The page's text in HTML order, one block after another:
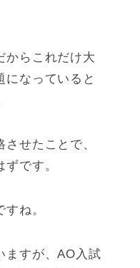
からこれだけ大
になっていると
せたことで、
です。
ね。
ますが、AO入試